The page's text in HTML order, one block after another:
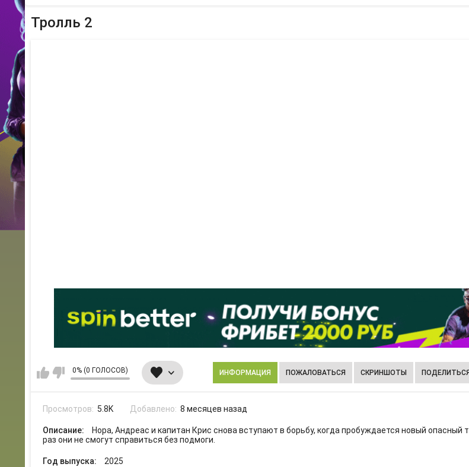
Тролль 2
0% (0 ГОЛОСОВ) ИНФОРМАЦИЯ ПОЖАЛОВАТЬСЯ СКРИНШОТЫ ПОДЕЛИТЬСЯ
Просмотров: 5.8K Добавлено: 8 месяцев назад
Описание:
Нора, Андреас и капитан Крис снова вступают в борьбу, когда пробуждается новый опасный
раз они не смогут справиться без подмоги.
Год выпуска: 2025